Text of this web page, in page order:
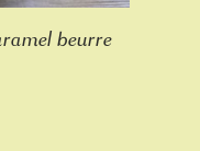
beurre